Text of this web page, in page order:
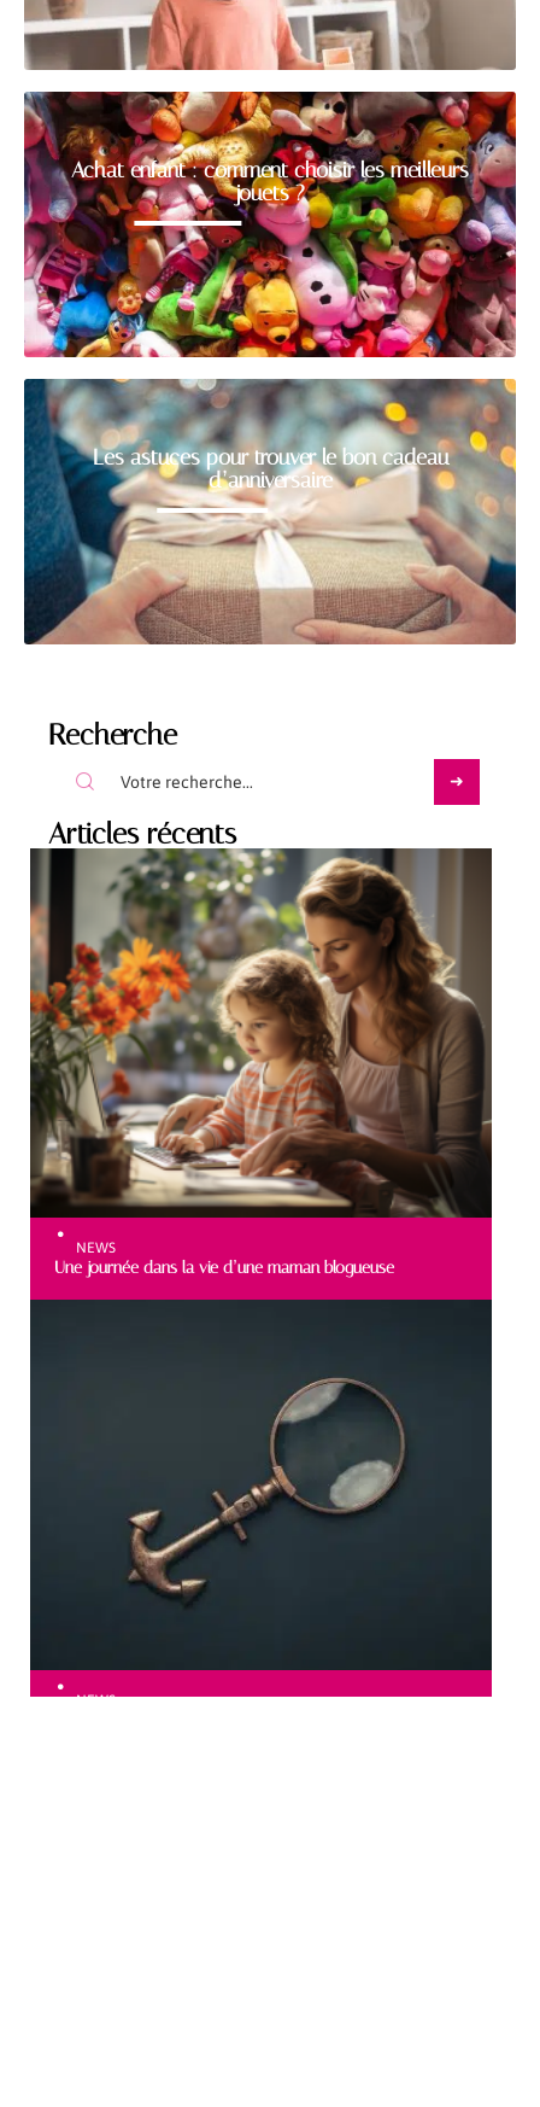
Achat enfant : comment choisir les meilleurs
jouets ?
Les astuces pour trouver le bon cadeau
d’anniversaire
Recherche
Articles récents
NEWS
Une journée dans la vie d’une maman blogueuse
NEWS